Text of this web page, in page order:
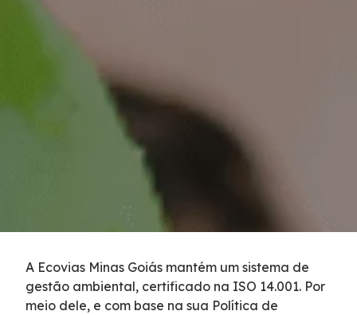
Agenda de Obras
Histórico de obras
Socorro Médico
A Ecovias Minas Goiás mantém um sistema de
gestão ambiental, certificado na ISO 14.001. Por
meio dele, e com base na sua Política de